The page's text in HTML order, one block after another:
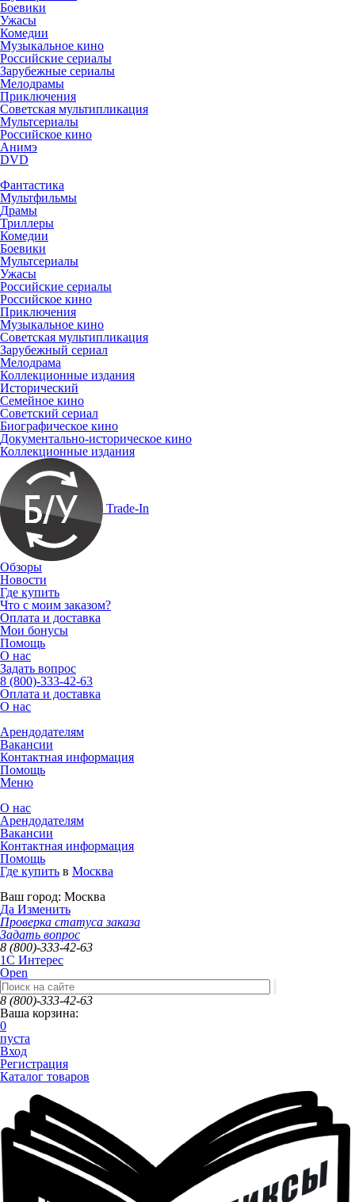
Боевики
Ужасы
Комедии
Музыкальное кино
Российские сериалы
Зарубежные сериалы
Мелодрамы
Приключения
Советская мультипликация
Мультсериалы
Российское кино
Анимэ
DVD
Фантастика
Мультфильмы
Драмы
Триллеры
Комедии
Боевики
Мультсериалы
Ужасы
Российские сериалы
Российское кино
Приключения
Музыкальное кино
Советская мультипликация
Зарубежный сериал
Мелодрама
Коллекционные издания
Исторический
Семейное кино
Советский сериал
Биографическое кино
Документально-историческое кино
Коллекционные издания
Trade-In
Обзоры
Новости
Где купить
Что с моим заказом?
Оплата и доставка
Мои бонусы
Помощь
О нас
Задать вопрос
8 (800)-333-42-63
Оплата и доставка
О нас
Арендодателям
Вакансии
Контактная информация
Помощь
Меню
О нас
Арендодателям
Вакансии
Контактная информация
Помощь
Где купить в Москва
Ваш город: Москва
Да Изменить
Проверка статуса заказа
Задать вопрос
8 (800)-333-42-63
1C Интерес
Open
8 (800)-333-42-63
Ваша корзина:
0
пуста
Вход
Регистрация
Каталог товаров